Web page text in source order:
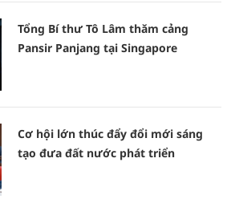
Tổng Bí thư Tô Lâm thăm cảng
Pansir Panjang tại Singapore
Cơ hội lớn thúc đẩy đổi mới sáng
tạo đưa đất nước phát triển